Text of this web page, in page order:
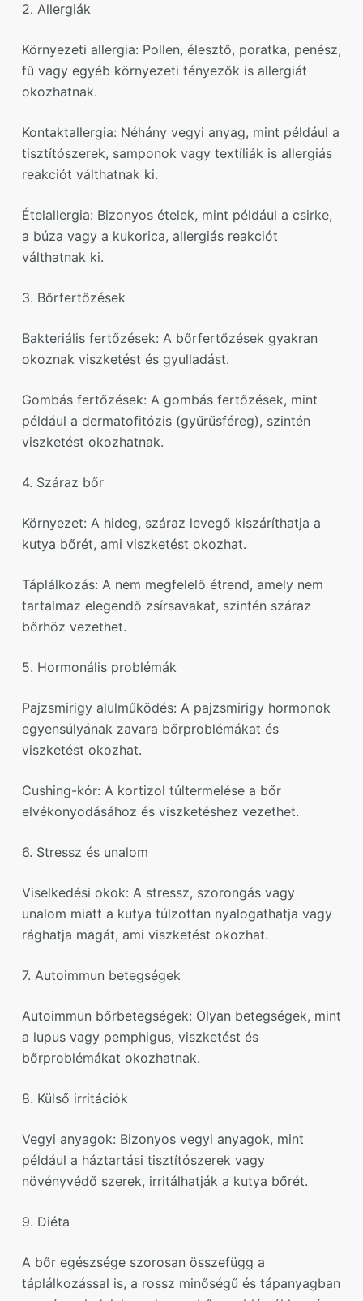
2. Allergiák
Környezeti allergia: Pollen, élesztő, poratka, penész,
fű vagy egyéb környezeti tényezők is allergiát
okozhatnak.
Kontaktallergia: Néhány vegyi anyag, mint például a
tisztítószerek, samponok vagy textíliák is allergiás
reakciót válthatnak ki.
Ételallergia: Bizonyos ételek, mint például a csirke,
a búza vagy a kukorica, allergiás reakciót
válthatnak ki.
3. Bőrfertőzések
Bakteriális fertőzések: A bőrfertőzések gyakran
okoznak viszketést és gyulladást.
Gombás fertőzések: A gombás fertőzések, mint
például a dermatofitózis (gyűrűsféreg), szintén
viszketést okozhatnak.
4. Száraz bőr
Környezet: A hideg, száraz levegő kiszáríthatja a
kutya bőrét, ami viszketést okozhat.
Táplálkozás: A nem megfelelő étrend, amely nem
tartalmaz elegendő zsírsavakat, szintén száraz
bőrhöz vezethet.
5. Hormonális problémák
Pajzsmirigy alulműködés: A pajzsmirigy hormonok
egyensúlyának zavara bőrproblémákat és
viszketést okozhat.
Cushing-kór: A kortizol túltermelése a bőr
elvékonyodásához és viszketéshez vezethet.
6. Stressz és unalom
Viselkedési okok: A stressz, szorongás vagy
unalom miatt a kutya túlzottan nyalogathatja vagy
rághatja magát, ami viszketést okozhat.
7. Autoimmun betegségek
Autoimmun bőrbetegségek: Olyan betegségek, mint
a lupus vagy pemphigus, viszketést és
bőrproblémákat okozhatnak.
8. Külső irritációk
Vegyi anyagok: Bizonyos vegyi anyagok, mint
például a háztartási tisztítószerek vagy
növényvédő szerek, irritálhatják a kutya bőrét.
9. Diéta
A bőr egészsége szorosan összefügg a
táplálkozással is, a rossz minőségű és tápanyagban